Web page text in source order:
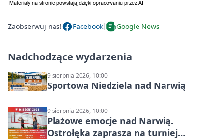
Zaobserwuj nas! Facebook Google News
Nadchodzące wydarzenia
9 sierpnia 2026, 10:00
Sportowa Niedziela nad Narwią
9 sierpnia 2026, 10:00
Plażowe emocje nad Narwią.
Ostrołęka zaprasza na turniej